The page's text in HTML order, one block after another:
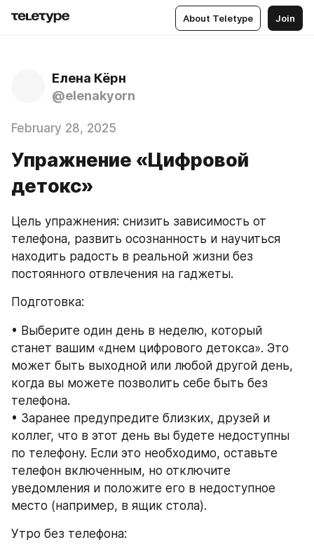
About Teletype Join
Елена Кёрн
@elenakyorn
February 28, 2025
Упражнение «Цифровой
детокс»
Цель упражнения: снизить зависимость от
телефона, развить осознанность и научиться
находить радость в реальной жизни без
постоянного отвлечения на гаджеты.
Подготовка:
• Выберите один день в неделю, который
станет вашим «днем цифрового детокса». Это
может быть выходной или любой другой день,
когда вы можете позволить себе быть без
телефона.
• Заранее предупредите близких, друзей и
коллег, что в этот день вы будете недоступны
по телефону. Если это необходимо, оставьте
телефон включенным, но отключите
уведомления и положите его в недоступное
место (например, в ящик стола).
Утро без телефона: